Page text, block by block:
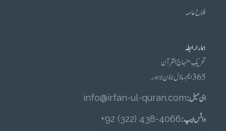
فلاح عامہ
ہمارا رابطہ
تحریکِ منہاج القرآن
365 ایم، ماڈل ٹاؤن لاہور
ای میل :info@irfan-ul-quran.com
واٹس ایپ :4066-438 (322) 92+